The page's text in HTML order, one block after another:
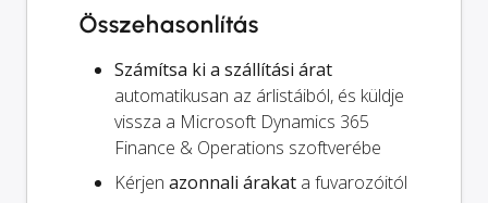
Összehasonlítás
Számítsa ki a szállítási árat
automatikusan az árlistáiból, és küldje
vissza a Microsoft Dynamics 365
Finance & Operations szoftverébe
Kérjen azonnali árakat a fuvarozóitól